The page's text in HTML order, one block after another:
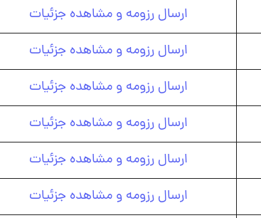
ارسال رزومه و مشاهده جزئیات
ارسال رزومه و مشاهده جزئیات
ارسال رزومه و مشاهده جزئیات
ارسال رزومه و مشاهده جزئیات
ارسال رزومه و مشاهده جزئیات
ارسال رزومه و مشاهده جزئیات